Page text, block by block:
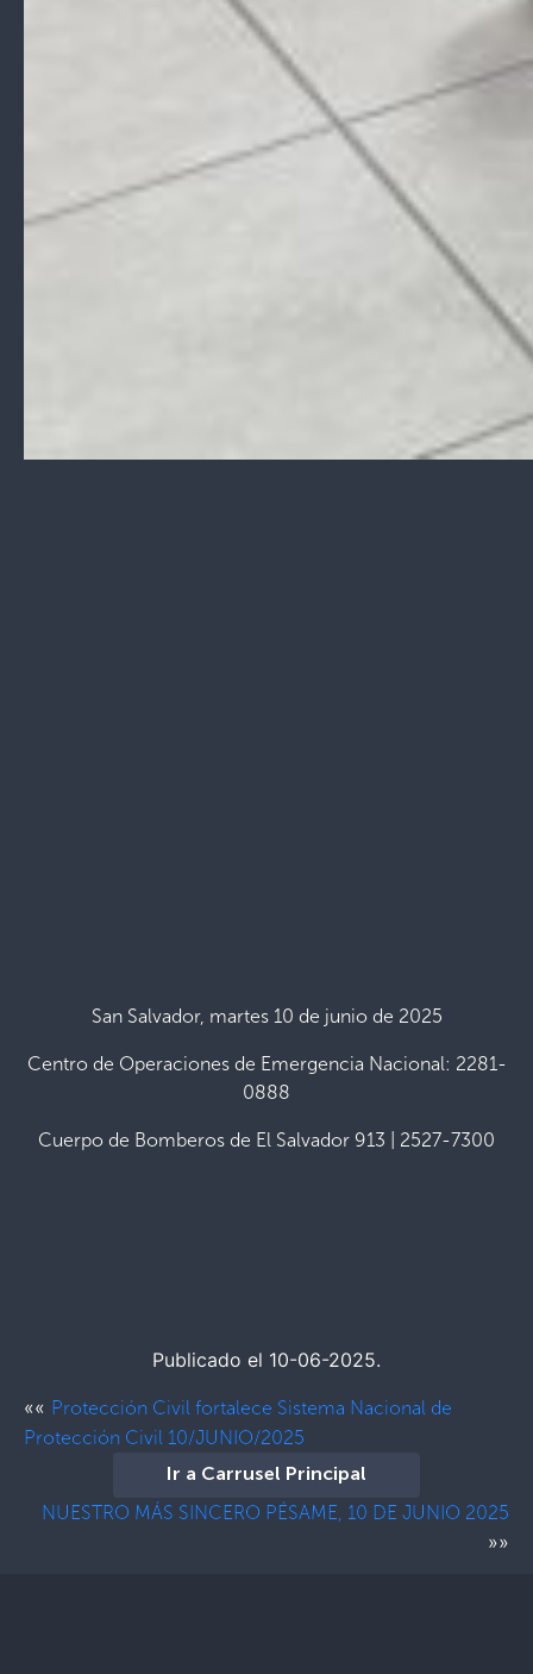
San Salvador, martes 10 de junio de 2025
Centro de Operaciones de Emergencia Nacional: 2281-
0888
Cuerpo de Bomberos de El Salvador 913 | 2527-7300
Publicado el 10-06-2025.
«« Protección Civil fortalece Sistema Nacional de
Protección Civil 10/JUNIO/2025
Ir a Carrusel Principal
NUESTRO MÁS SINCERO PÉSAME, 10 DE JUNIO 2025
»»